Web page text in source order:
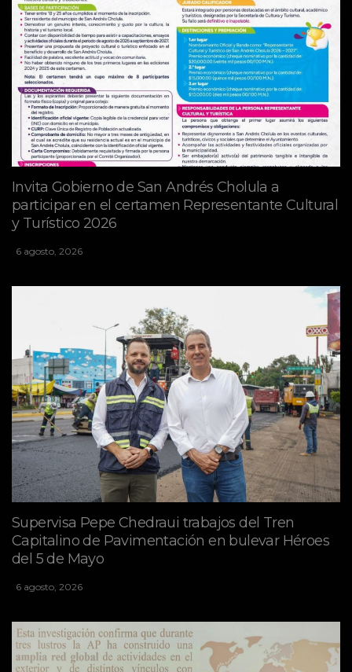
Invita Gobierno de San Andrés Cholula a
participar en el certamen Representante Cultural
y Turístico 2026
6 agosto, 2026
Supervisa Pepe Chedraui trabajos del Tren
Capitalino de Pavimentación en bulevar Héroes
del 5 de Mayo
6 agosto, 2026